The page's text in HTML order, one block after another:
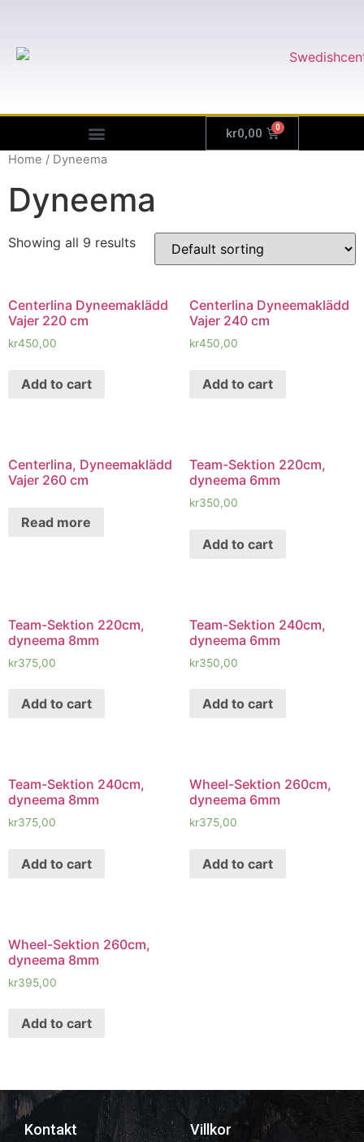
kr0,00
Home / Dyneema
Dyneema
Showing all 9 results
Centerlina Dyneemaklädd
Vajer 220 cm
kr450,00
Add to cart
Centerlina Dyneemaklädd
Vajer 240 cm
kr450,00
Add to cart
Centerlina, Dyneemaklädd
Vajer 260 cm
Read more
Team-Sektion 220cm,
dyneema 6mm
kr350,00
Add to cart
Team-Sektion 220cm,
dyneema 8mm
kr375,00
Add to cart
Team-Sektion 240cm,
dyneema 6mm
kr350,00
Add to cart
Team-Sektion 240cm,
dyneema 8mm
kr375,00
Add to cart
Wheel-Sektion 260cm,
dyneema 6mm
kr375,00
Add to cart
Wheel-Sektion 260cm,
dyneema 8mm
kr395,00
Add to cart
Kontakt Villkor